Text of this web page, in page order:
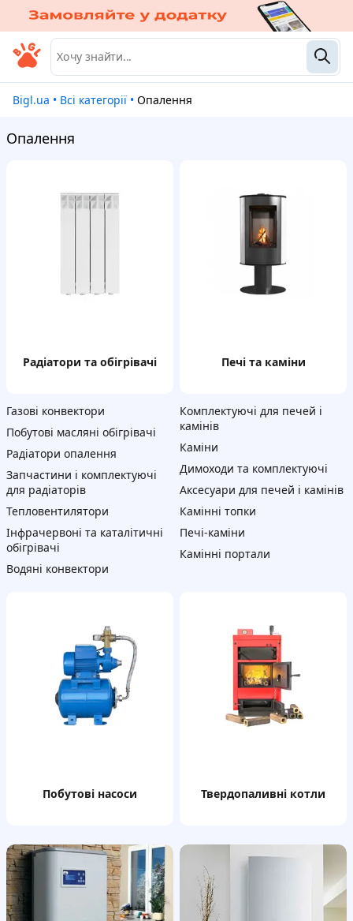
Bigl.ua • Всі категорії • Опалення
Опалення
радіатори та обігрівачі
Газові конвектори
Побутові масляні обігрівачі
Радіатори опалення
Запчастини і комплектуючі
для радіаторів
Тепловентилятори
Інфрачервоні та каталітичні
обігрівачі
Водяні конвектори
печі та каміни
Комплектуючі для печей і
камінів
Каміни
Димоходи та комплектуючі
Аксесуари для печей і камінів
Камінні топки
Печі-каміни
Камінні портали
побутові насоси твердопаливні котли